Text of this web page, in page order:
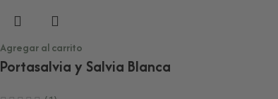
Agregar al carrito
Portasalvia y Salvia Blanca